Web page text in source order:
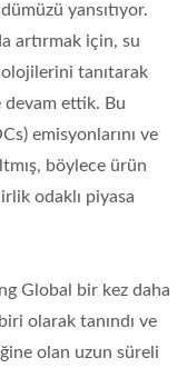
yansıtıyor.
artırmak için, su
tanıtarak
devam ettik. Bu
emisyonlarını ve
böylece ürün
odaklı piyasa
Global bir kez daha
olarak tanındı ve
olan uzun süreli